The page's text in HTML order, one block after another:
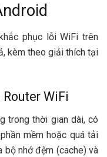
phục lỗi WiFi trên
kèm theo giải thích tại
WiFi
trong thời gian dài, có
mềm hoặc quá tải
bộ nhớ đệm (cache) và